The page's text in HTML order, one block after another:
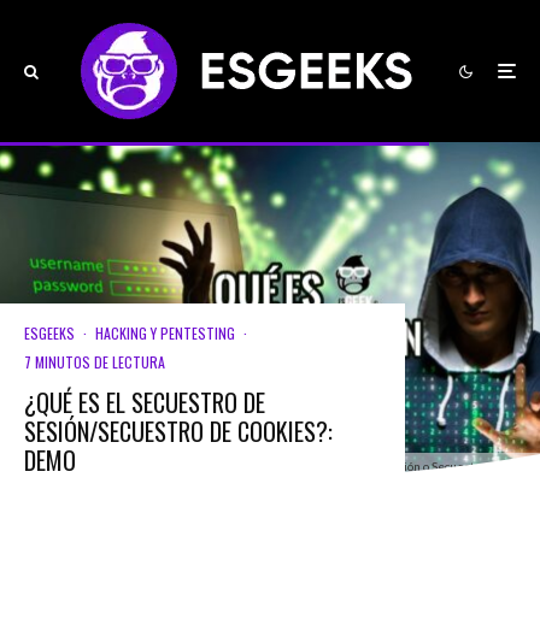
Qué es el Secuestro Sesión o Secuestro Cookies
ESGEEKS · HACKING Y PENTESTING ·
7 MINUTOS DE LECTURA
¿QUÉ ES EL SECUESTRO DE
SESIÓN/SECUESTRO DE COOKIES?:
DEMO